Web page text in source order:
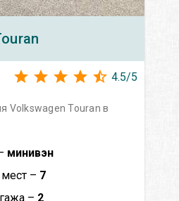
4.5/5
Volkswagen Touran в
минивэн
– 7
– 2